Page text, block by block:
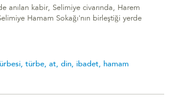
anılan kabir, Selimiye civarında, Harem
Hamam Sokağı'nın birleştiği yerde
türbe, at, din, ibadet, hamam